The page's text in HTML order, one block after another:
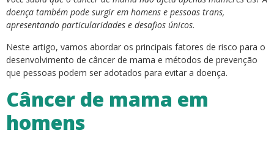
doença também pode surgir em homens e pessoas trans,
apresentando particularidades e desafios únicos.
Neste artigo, vamos abordar os principais fatores de risco para o
desenvolvimento de câncer de mama e métodos de prevenção
que pessoas podem ser adotados para evitar a doença.
Câncer de mama em
homens